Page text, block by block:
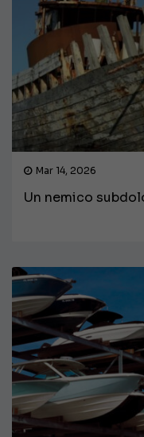
Mar 14, 2026
Un nemico